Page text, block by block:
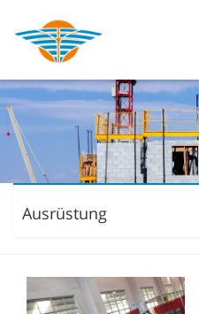
Ausrüstung